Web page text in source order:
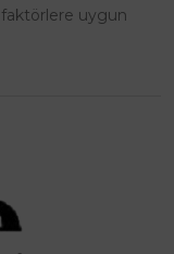
faktörlere uygun